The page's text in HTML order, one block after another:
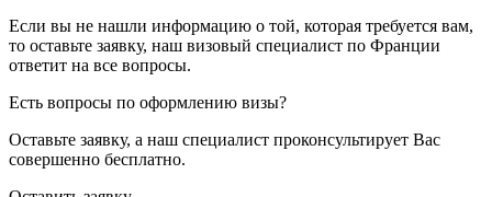
Если вы не нашли информацию о той, которая требуется вам,
то оставьте заявку, наш визовый специалист по Франции
ответит на все вопросы.
Есть вопросы по оформлению визы?
Оставьте заявку, а наш специалист проконсультирует Вас
совершенно бесплатно.